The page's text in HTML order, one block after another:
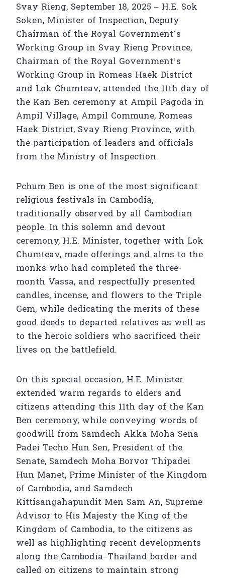
Svay Rieng, September 18, 2025 – H.E. Sok
Soken, Minister of Inspection, Deputy
Chairman of the Royal Government’s
Working Group in Svay Rieng Province,
Chairman of the Royal Government’s
Working Group in Romeas Haek District
and Lok Chumteav, attended the 11th day of
the Kan Ben ceremony at Ampil Pagoda in
Ampil Village, Ampil Commune, Romeas
Haek District, Svay Rieng Province, with
the participation of leaders and officials
from the Ministry of Inspection.
Pchum Ben is one of the most significant
religious festivals in Cambodia,
traditionally observed by all Cambodian
people. In this solemn and devout
ceremony, H.E. Minister, together with Lok
Chumteav, made offerings and alms to the
monks who had completed the three-
month Vassa, and respectfully presented
candles, incense, and flowers to the Triple
Gem, while dedicating the merits of these
good deeds to departed relatives as well as
to the heroic soldiers who sacrificed their
lives on the battlefield.
On this special occasion, H.E. Minister
extended warm regards to elders and
citizens attending this 11th day of the Kan
Ben ceremony, while conveying words of
goodwill from Samdech Akka Moha Sena
Padei Techo Hun Sen, President of the
Senate, Samdech Moha Borvor Thipadei
Hun Manet, Prime Minister of the Kingdom
of Cambodia, and Samdech
Kittisangahapundit Men Sam An, Supreme
Advisor to His Majesty the King of the
Kingdom of Cambodia, to the citizens as
well as highlighting recent developments
along the Cambodia–Thailand border and
called on citizens to maintain strong